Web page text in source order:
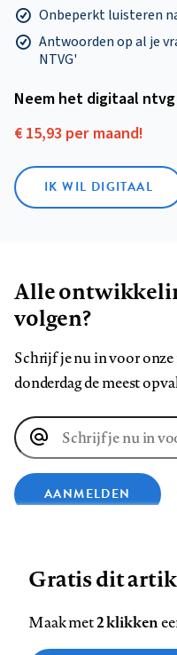
Onbeperkt luisteren
Antwoorden op al je
NTVG'
Neem het digitaal
€ 15,93 per maand!
IK WIL DIGITAAL
Alle
volgen?
Schrijf je nu in voor
donderdag de meest
E-
mailadres
AANMELDEN
Zie onze cookie policy
Gratis dit
Maak met2 klikken